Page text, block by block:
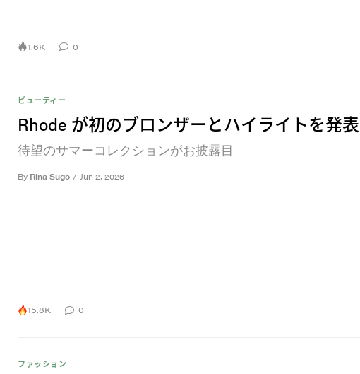
1.6K 0
ビューティー
Rhode が初のブロンザーとハイライトを発表
待望のサマーコレクションがお披露目
By Rina Sugo / Jun 2, 2026
15.8K 0
ファッション